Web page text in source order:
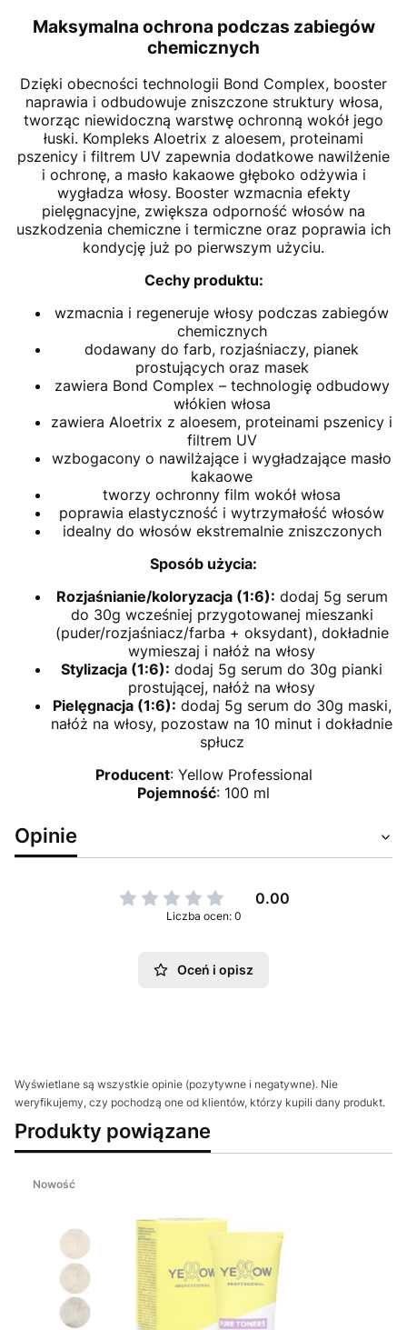
Maksymalna ochrona podczas zabiegów
chemicznych
Dzięki obecności technologii Bond Complex, booster
naprawia i odbudowuje zniszczone struktury włosa,
tworząc niewidoczną warstwę ochronną wokół jego
łuski. Kompleks Aloetrix z aloesem, proteinami
pszenicy i filtrem UV zapewnia dodatkowe nawilżenie
i ochronę, a masło kakaowe głęboko odżywia i
wygładza włosy. Booster wzmacnia efekty
pielęgnacyjne, zwiększa odporność włosów na
uszkodzenia chemiczne i termiczne oraz poprawia ich
kondycję już po pierwszym użyciu.
Cechy produktu:
wzmacnia i regeneruje włosy podczas zabiegów
chemicznych
dodawany do farb, rozjaśniaczy, pianek
prostujących oraz masek
zawiera Bond Complex – technologię odbudowy
włókien włosa
zawiera Aloetrix z aloesem, proteinami pszenicy i
filtrem UV
wzbogacony o nawilżające i wygładzające masło
kakaowe
tworzy ochronny film wokół włosa
poprawia elastyczność i wytrzymałość włosów
idealny do włosów ekstremalnie zniszczonych
Sposób użycia:
Rozjaśnianie/koloryzacja (1:6): dodaj 5g serum
do 30g wcześniej przygotowanej mieszanki
(puder/rozjaśniacz/farba + oksydant), dokładnie
wymieszaj i nałóż na włosy
Stylizacja (1:6): dodaj 5g serum do 30g pianki
prostującej, nałóż na włosy
Pielęgnacja (1:6): dodaj 5g serum do 30g maski,
nałóż na włosy, pozostaw na 10 minut i dokładnie
spłucz
Producent: Yellow Professional
Pojemność: 100 ml
Opinie
0.00
Liczba ocen: 0
Oceń i opisz
Wyświetlane są wszystkie opinie (pozytywne i negatywne). Nie
weryfikujemy, czy pochodzą one od klientów, którzy kupili dany produkt.
Produkty powiązane
Nowość